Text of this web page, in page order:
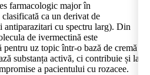
farmacologic major în
ca un derivat de
antiparazitari cu spectru larg). Din
de ivermectină este
pentru uz topic într-o bază de cremă
substanța activă, ci contribuie și la
a pacientului cu rozacee.